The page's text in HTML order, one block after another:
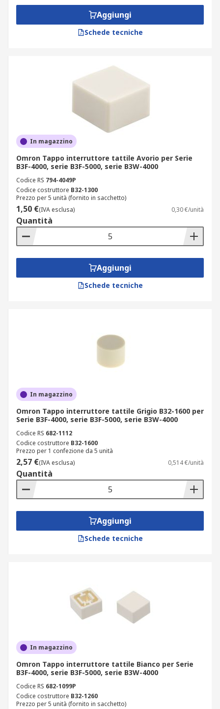
Aggiungi
Schede tecniche
In magazzino
Omron Tappo interruttore tattile Avorio per Serie
B3F-4000, serie B3F-5000, serie B3W-4000
Codice RS 794-4049P
Codice costruttore B32-1300
Prezzo per 5 unità (fornito in sacchetto)
1,50 €(IVA esclusa) 0,30 €/unità
Quantità
Aggiungi
Schede tecniche
In magazzino
Omron Tappo interruttore tattile Grigio B32-1600 per
Serie B3F-4000, serie B3F-5000, serie B3W-4000
Codice RS 682-1112
Codice costruttore B32-1600
Prezzo per 1 confezione da 5 unità
2,57 €(IVA esclusa) 0,514 €/unità
Quantità
Aggiungi
Schede tecniche
In magazzino
Omron Tappo interruttore tattile Bianco per Serie
B3F-4000, serie B3F-5000, serie B3W-4000
Codice RS 682-1099P
Codice costruttore B32-1260
Prezzo per 5 unità (fornito in sacchetto)